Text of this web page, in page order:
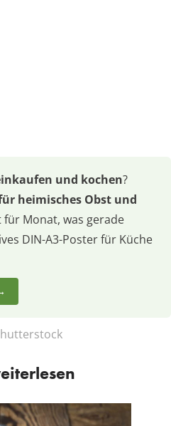
und kochen?
heimisches Obst und
Monat, was gerade
DIN-A3-Poster für Küche